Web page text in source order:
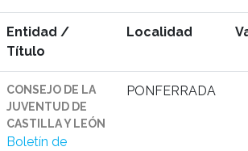
Entidad /
Título
Localidad
CONSEJO DE LA
JUVENTUD DE
CASTILLA Y LEÓN
Boletín de
PONFERRADA